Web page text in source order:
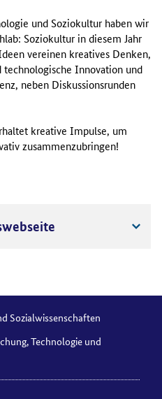
und Soziokultur haben wir
Soziokultur in diesem Jahr
vereinen kreatives Denken,
Innovation und
neben Diskussionsrunden
kreative Impulse, um
zusammenzubringen!
Sozialwissenschaften
Technologie und